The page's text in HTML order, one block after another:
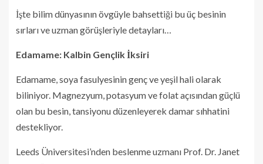
İşte bilim dünyasının övgüyle bahsettiği bu üç besinin
sırları ve uzman görüşleriyle detayları…
Edamame: Kalbin Gençlik İksiri
Edamame, soya fasulyesinin genç ve yeşil hali olarak
biliniyor. Magnezyum, potasyum ve folat açısından güçlü
olan bu besin, tansiyonu düzenleyerek damar sıhhatini
destekliyor.
Leeds Üniversitesi’nden beslenme uzmanı Prof. Dr. Janet